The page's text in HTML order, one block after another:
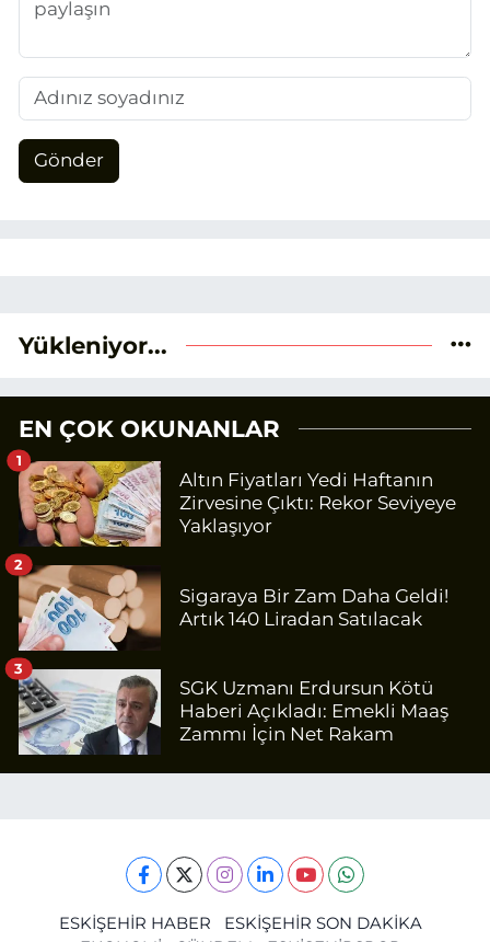
Gönder
Yükleniyor...
EN ÇOK OKUNANLAR
Altın Fiyatları Yedi Haftanın
Zirvesine Çıktı: Rekor Seviyeye
Yaklaşıyor
1
Sigaraya Bir Zam Daha Geldi!
Artık 140 Liradan Satılacak
2
SGK Uzmanı Erdursun Kötü
Haberi Açıkladı: Emekli Maaş
Zammı İçin Net Rakam
3
ESKİŞEHİR HABER
ESKİŞEHİR SON DAKİKA